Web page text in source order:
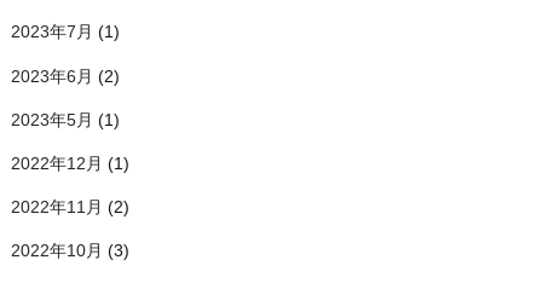
2023年7月 (1)
2023年6月 (2)
2023年5月 (1)
2022年12月 (1)
2022年11月 (2)
2022年10月 (3)